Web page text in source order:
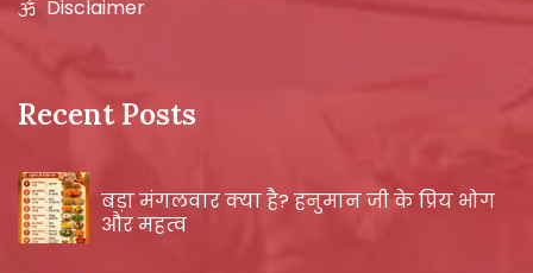
Disclaimer
Recent Posts
बड़ा मंगलवार क्या है? हनुमान जी के प्रिय भोग
और महत्व